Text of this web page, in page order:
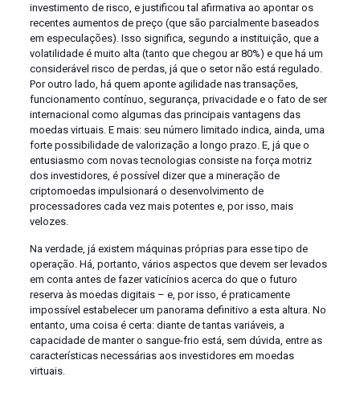
investimento de risco, e justificou tal afirmativa ao apontar os
recentes aumentos de preço (que são parcialmente baseados
em especulações). Isso significa, segundo a instituição, que a
volatilidade é muito alta (tanto que chegou ar 80%) e que há um
considerável risco de perdas, já que o setor não está regulado.
Por outro lado, há quem aponte agilidade nas transações,
funcionamento contínuo, segurança, privacidade e o fato de ser
internacional como algumas das principais vantagens das
moedas virtuais. E mais: seu número limitado indica, ainda, uma
forte possibilidade de valorização a longo prazo. E, já que o
entusiasmo com novas tecnologias consiste na força motriz
dos investidores, é possível dizer que a mineração de
criptomoedas impulsionará o desenvolvimento de
processadores cada vez mais potentes e, por isso, mais
velozes.
Na verdade, já existem máquinas próprias para esse tipo de
operação. Há, portanto, vários aspectos que devem ser levados
em conta antes de fazer vaticínios acerca do que o futuro
reserva às moedas digitais – e, por isso, é praticamente
impossível estabelecer um panorama definitivo a esta altura. No
entanto, uma coisa é certa: diante de tantas variáveis, a
capacidade de manter o sangue-frio está, sem dúvida, entre as
características necessárias aos investidores em moedas
virtuais.